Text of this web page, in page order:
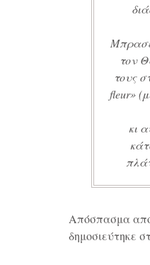
τον
τους
fleur»
κι
Απόσπασμα
δημοσιεύτηκε